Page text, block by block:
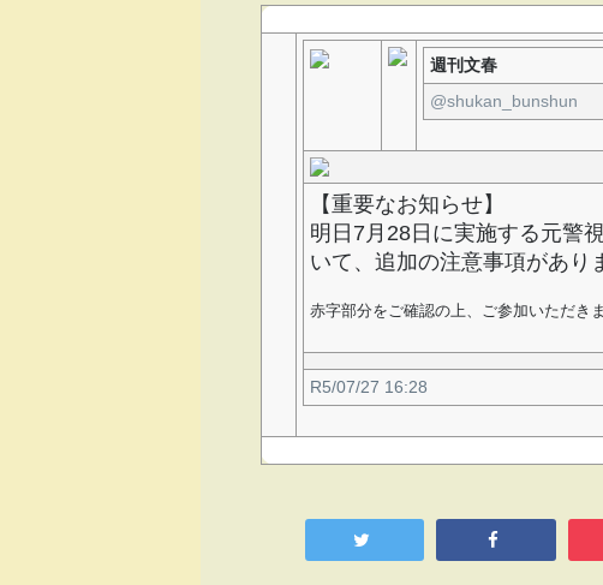
週刊文春
⁦‪@shukan_bunshun‬⁩
【重要なお知らせ】
明日7月28日に実施する元警
いて、追加の注意事項があり
赤字部分をご確認の上、ご参加いただき
R5/07/27 16:28